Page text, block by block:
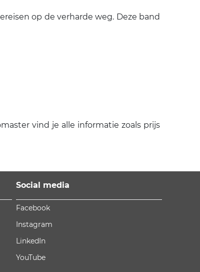
op de verharde weg. Deze band
vind je alle informatie zoals prijs
Social media
Facebook
Instagram
LinkedIn
YouTube